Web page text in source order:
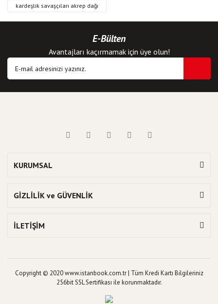
kardeşlik savaşçıları akrep dağı
E-Bülten
Avantajları kaçırmamak için üye olun!
KURUMSAL
GİZLİLİK ve GÜVENLİK
İLETİŞİM
Copyright © 2020 www.istanbook.com.tr | Tüm Kredi Kartı Bilgileriniz
256bit SSL Sertifikası ile korunmaktadır.